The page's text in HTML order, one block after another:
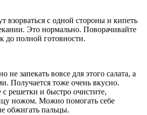
взорваться с одной стороны и кипеть
Это нормально. Поворачивайте
до полной готовности.
запекать вовсе для этого салата, а
Получается тоже очень вкусно.
решетки и быстро очистите,
ножом. Можно помогать себе
обжигать пальцы.